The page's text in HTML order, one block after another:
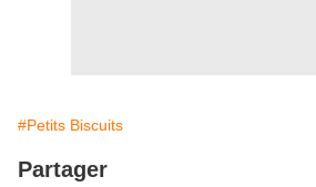
#Petits Biscuits
Partager